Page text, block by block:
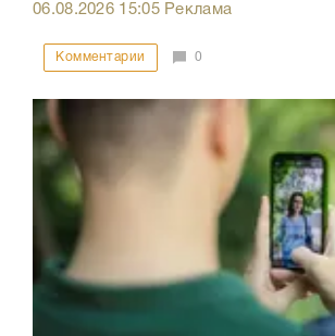
06.08.2026 15:05Реклама
Комментарии 0